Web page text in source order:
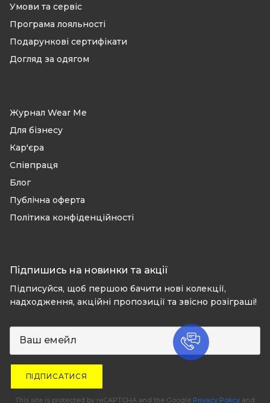
Умови та сервіс
Програма лояльності
Подарункові сертифікати
Догляд за одягом
Журнал Wear Me
Для бізнесу
Кар'єра
Співпраця
Блог
Публічна оферта
Політика конфіденційності
Підпишись на новинки та акції
Підписуйся, щоб першою бачити нові колекції,
надходження, акційні пропозиції та звісно розіграші!
ПІДПИСАТИСЯ
This site is protected by reCAPTCHA and the Google Privacy Policy and